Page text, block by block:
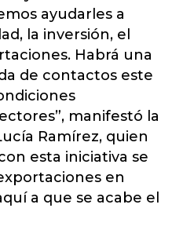
ayudarles a
la inversión, el
Habrá una
de contactos este
manifestó la
Ramírez, quien
esta iniciativa se
en
a que se acabe el